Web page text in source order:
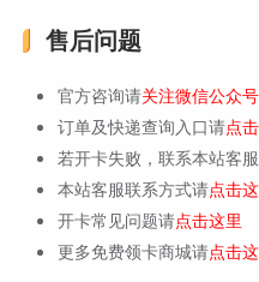
售后问题
官方咨询请关注微信公众
订单及快递查询入口请点
若开卡失败，联系本站客
本站客服联系方式请点击
开卡常见问题请点击这里
更多免费领卡商城请点击